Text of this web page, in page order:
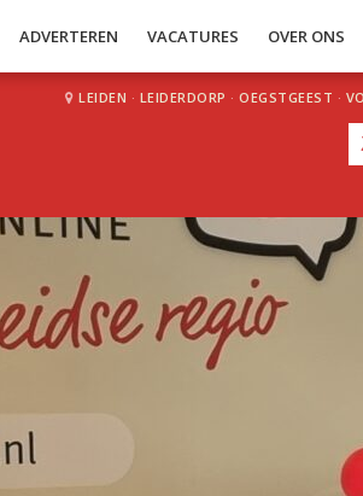
ADVERTEREN VACATURES OVER ONS
LEIDEN · LEIDERDORP · OEGSTGEEST ·